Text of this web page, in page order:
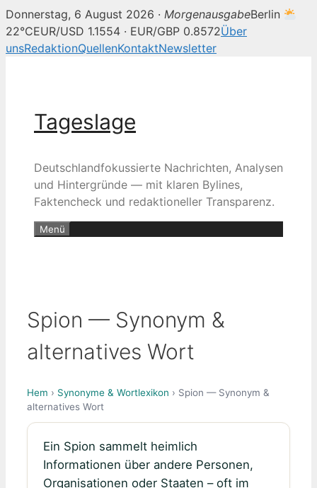
Donnerstag, 6 August 2026 · MorgenausgabeBerlin
22°CEUR/USD 1.1554 · EUR/GBP 0.8572Über
unsRedaktionQuellenKontaktNewsletter
Tageslage
Deutschlandfokussierte Nachrichten, Analysen
und Hintergründe — mit klaren Bylines,
Faktencheck und redaktioneller Transparenz.
Menü
Spion — Synonym &
alternatives Wort
Hem › Synonyme & Wortlexikon › Spion — Synonym &
alternatives Wort
Ein Spion sammelt heimlich
Informationen über andere Personen,
Organisationen oder Staaten – oft im